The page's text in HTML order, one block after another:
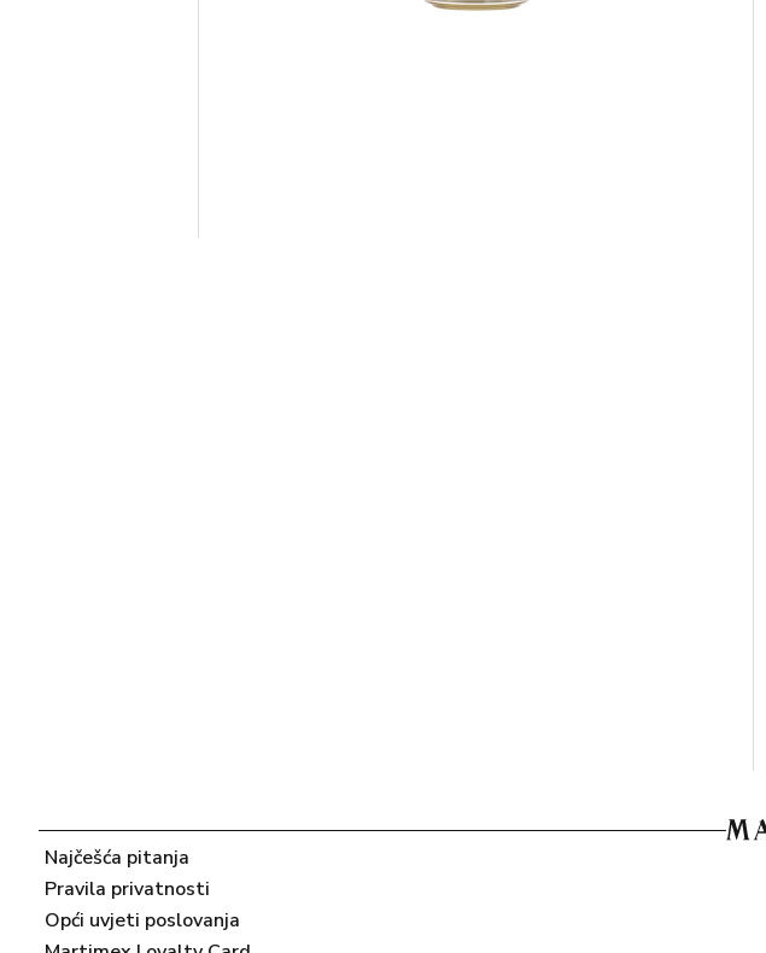
Najčešća pitanja
Pravila privatnosti
Opći uvjeti poslovanja